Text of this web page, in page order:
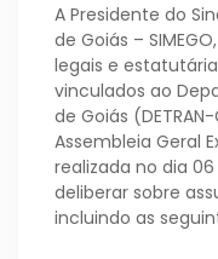
A Presidente do
de Goiás –
legais e
vinculados ao
de Goiás
Assembleia Geral
realizada no dia
deliberar sobre
incluindo as